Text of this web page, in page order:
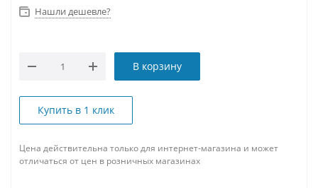
Нашли дешевле?
В корзину
Купить в 1 клик
Цена действительна только для интернет-магазина и может
отличаться от цен в розничных магазинах